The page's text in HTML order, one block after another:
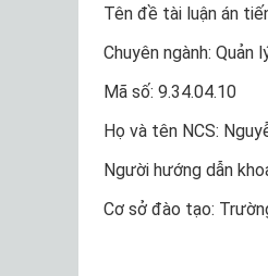
Tên đề tài luận án
Chuyên ngành: Quản
Mã số: 9.34.04.10
Họ và tên NCS:
Người hướng dẫn
Cơ sở đào tạo: